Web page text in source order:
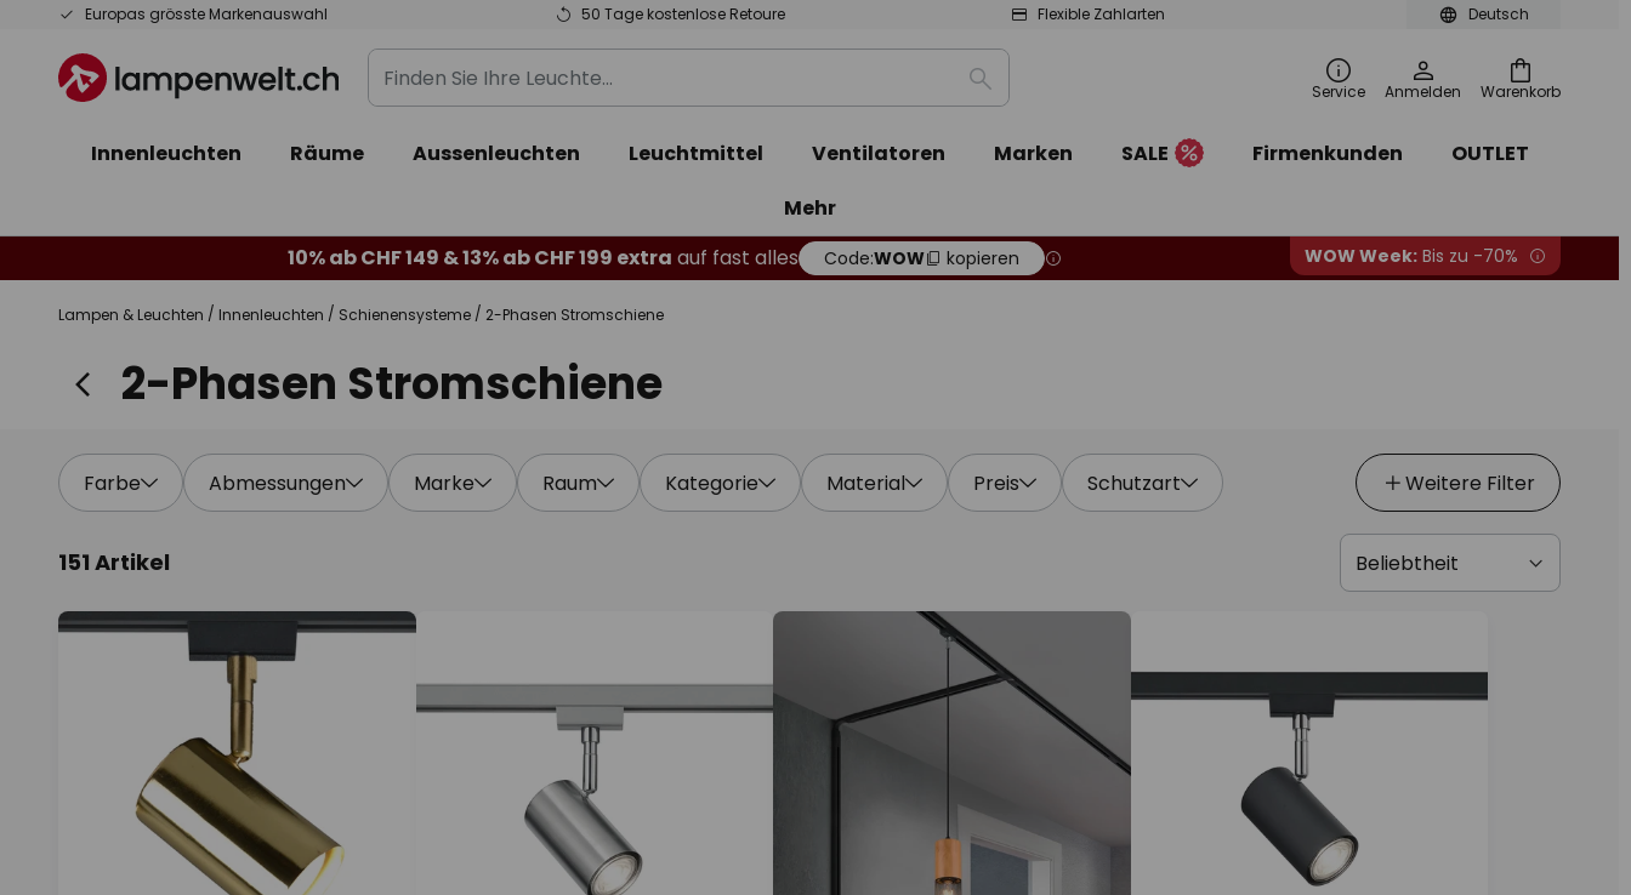
Deutsch
Europas grösste Markenauswahl 50 Tage kostenlose Retoure Flexible Zahlarten
Zum
springen
Warenkorb
Finden
Sie
Leuchte...
Suche Service Anmelden
Innenleuchten Räume Aussenleuchten Leuchtmittel Ventilatoren Marken SALE Firmenkunden
OUTLET
Mehr
10% ab CHF 149 & 13% ab CHF 199 extra auf fast alles Code:WOW kopieren WOW Week: Bis zu -70%
Lampen & Leuchten Innenleuchten Schienensysteme 2-Phasen Stromschiene
2-Phasen Stromschiene
Farbe Abmessungen Marke Raum Kategorie Material Preis Schutzart Weitere Filter
151 Artikel